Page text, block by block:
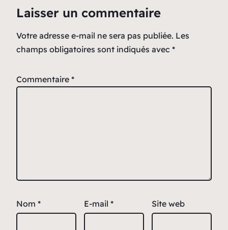
Laisser un commentaire
Votre adresse e-mail ne sera pas publiée. Les
champs obligatoires sont indiqués avec *
Commentaire *
Nom * E-mail * Site web